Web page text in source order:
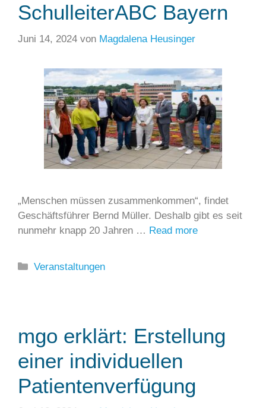
SchulleiterABC Bayern
Juni 14, 2024 von Magdalena Heusinger
„Menschen müssen zusammenkommen“, findet
Geschäftsführer Bernd Müller. Deshalb gibt es seit
nunmehr knapp 20 Jahren … Read more
Kategorien
Veranstaltungen
mgo erklärt: Erstellung
einer individuellen
Patientenverfügung